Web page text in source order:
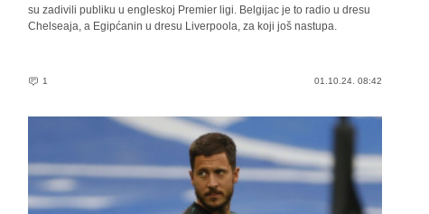
su zadivili publiku u engleskoj Premier ligi. Belgijac je to radio u dresu
Chelseaja, a Egipćanin u dresu Liverpoola, za koji još nastupa.
1 01.10.24. 08:42